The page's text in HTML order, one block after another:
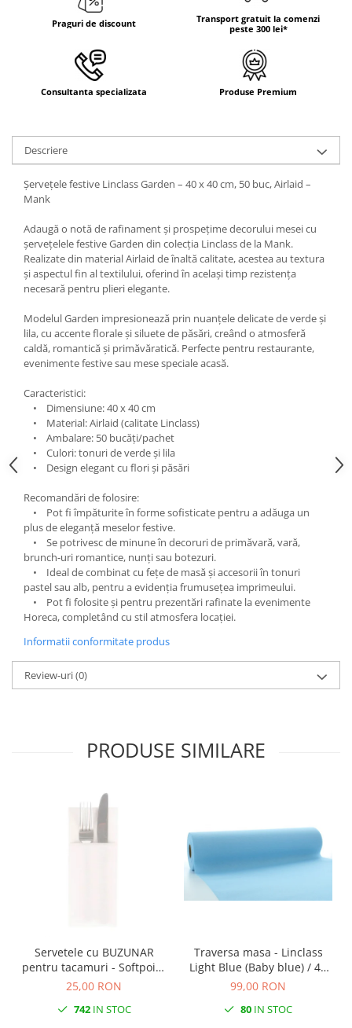
FUSTE MASA BUFET
LUMANARI
VESELA PREMIUM UNICA
SPA & WELLNESS
DECORURI DE MASA TEMATICE
DECOR ROSU & BORDO
DECOR LILA & MOV
DECOR ALBASTRU
DECOR AURIU
DECOR ARGINTIU & GRI
DECOR BRONZ
DECOR PORTOCALIU & CARAMIZIU
DECOR GALBEN
DECOR NEGRU
DECOR CREM
DECOR BEJ & MARO
DECOR NUNTA & LOGODNA
DECOR BOTEZ
DECOR EVENIMENTE CORPORATE
DECOR ANIVERSARI COPII
DECOR PETRECERI
TEMATICA MARINA
TEMATICA MEDITERANEANA
TEMATICA BOTANICA / VEGETALA
DECOR 1 & 8 MARTIE
DECOR HALLOWEEN
DECOR ZIUA ROMANIEI
DECOR IARNA
TEMATICA CULINARA
Praguri de discount
Transport gratuit la comenzi
peste 300 lei*
Consultanta specializata Produse Premium
Descriere
Șervețele festive Linclass Garden – 40 x 40 cm, 50 buc, Airlaid –
Mank
Adaugă o notă de rafinament și prospețime decorului mesei cu
șervețelele festive Garden din colecția Linclass de la Mank.
Realizate din material Airlaid de înaltă calitate, acestea au textura
și aspectul fin al textilului, oferind în același timp rezistența
necesară pentru plieri elegante.
Modelul Garden impresionează prin nuanțele delicate de verde și
lila, cu accente florale și siluete de păsări, creând o atmosferă
caldă, romantică și primăvăratică. Perfecte pentru restaurante,
evenimente festive sau mese speciale acasă.
Caracteristici:
• Dimensiune: 40 x 40 cm
• Material: Airlaid (calitate Linclass)
• Ambalare: 50 bucăți/pachet
• Culori: tonuri de verde și lila
• Design elegant cu flori și păsări
Recomandări de folosire:
• Pot fi împăturite în forme sofisticate pentru a adăuga un
plus de eleganță meselor festive.
• Se potrivesc de minune în decoruri de primăvară, vară,
brunch-uri romantice, nunți sau botezuri.
• Ideal de combinat cu fețe de masă și accesorii în tonuri
pastel sau alb, pentru a evidenția frumusețea imprimeului.
• Pot fi folosite și pentru prezentări rafinate la evenimente
Horeca, completând cu stil atmosfera locației.
Informatii conformitate produs
Review-uri(0)
PRODUSE SIMILARE
Servetele cu BUZUNAR
pentru tacamuri - Softpoint
(Alb) / 33 x 40 cm / 50 buc
25,00 RON
742IN STOC
Traversa masa - Linclass
Light Blue (Baby blue) / 40
cm x 24 m / 1 rola
99,00 RON
80 IN STOC